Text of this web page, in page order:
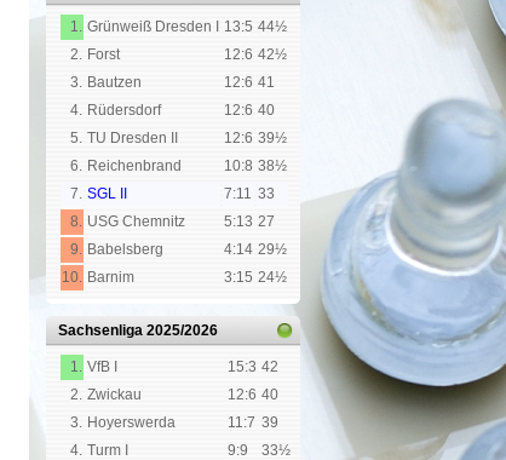
1. Grünweiß Dresden I 13:5 44½
2. Forst 12:6 42½
3. Bautzen 12:6 41
4. Rüdersdorf 12:6 40
5. TU Dresden II 12:6 39½
6. Reichenbrand 10:8 38½
7. SGL II 7:11 33
8. USG Chemnitz 5:13 27
9. Babelsberg 4:14 29½
10. Barnim 3:15 24½
Sachsenliga 2025/2026
1. VfB I 15:3 42
2. Zwickau 12:6 40
3. Hoyerswerda 11:7 39
4. Turm I 9:9
33½